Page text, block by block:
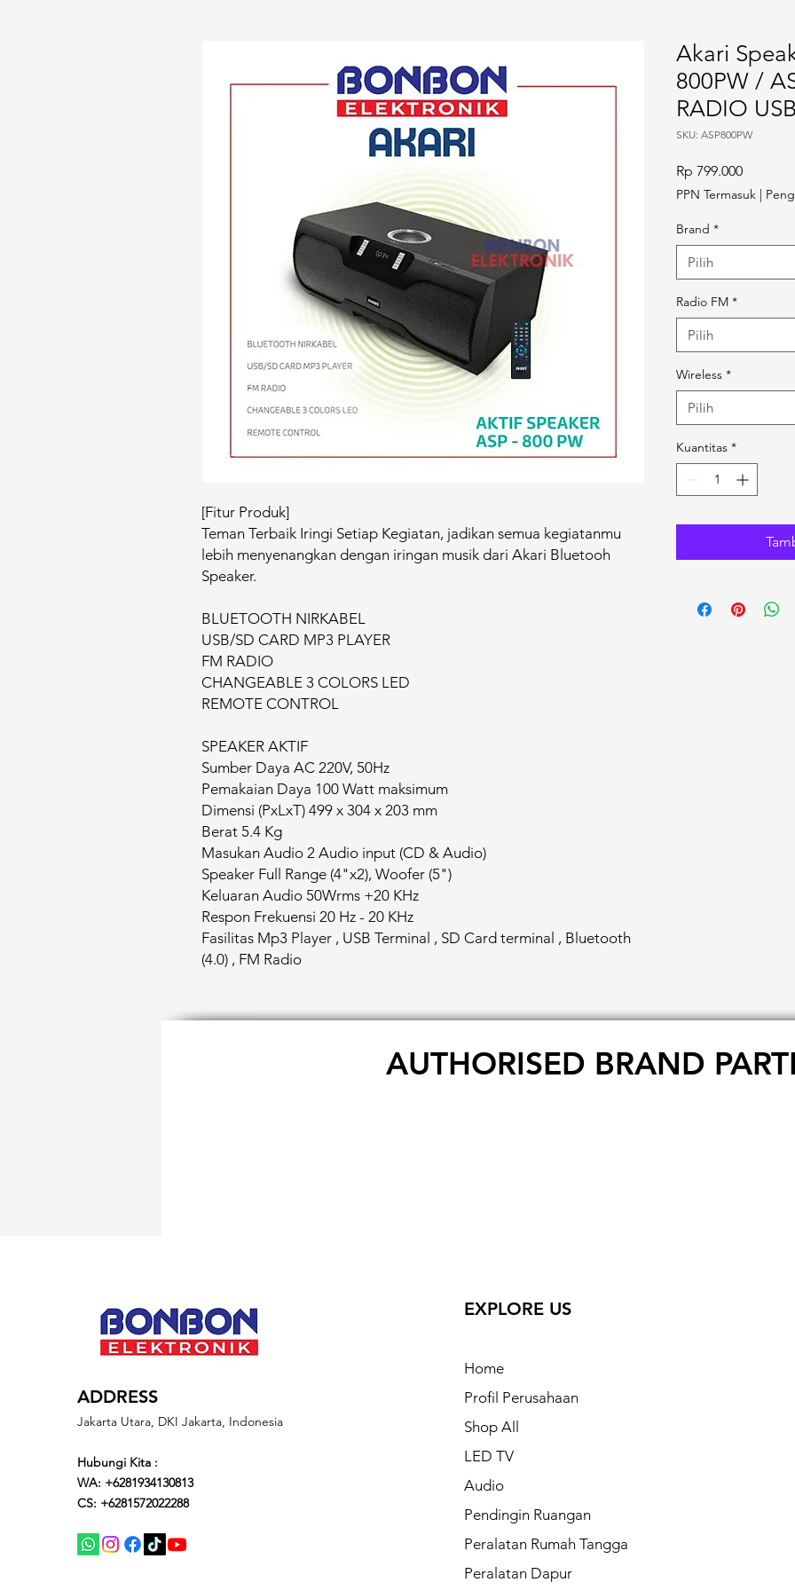
[Fitur Produk]
Teman Terbaik Iringi Setiap Kegiatan, jadikan semua kegiatanmu
lebih menyenangkan dengan iringan musik dari Akari Bluetooh
Speaker.
BLUETOOTH NIRKABEL
USB/SD CARD MP3 PLAYER
FM RADIO
CHANGEABLE 3 COLORS LED
REMOTE CONTROL
SPEAKER AKTIF
Sumber Daya AC 220V, 50Hz
Pemakaian Daya 100 Watt maksimum
Dimensi (PxLxT) 499 x 304 x 203 mm
Berat 5.4 Kg
Masukan Audio 2 Audio input (CD & Audio)
Speaker Full Range (4"x2), Woofer (5")
Keluaran Audio 50Wrms +20 KHz
Respon Frekuensi 20 Hz - 20 KHz
Fasilitas Mp3 Player , USB Terminal , SD Card terminal , Bluetooth
(4.0) , FM Radio
Akari
800PW /
RADIO
SKU: ASP800PW
Rp 799.000Harga
PPN Termasuk |
Brand *
Pilih
Radio FM *
Pilih
Wireless *
Pilih
Kuantitas *
AUTHORISED BRAND
ADDRESS
Jakarta Utara, DKI Jakarta, Indonesia
Hubungi Kita :
WA: +6281934130813
CS: +6281572022288
EXPLORE US
Home
Profil Perusahaan
Shop All
LED TV
Audio
Pendingin Ruangan
Peralatan Rumah Tangga
Peralatan Dapur